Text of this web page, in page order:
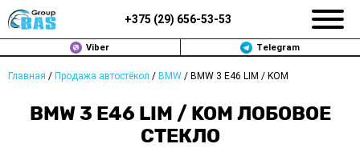
+375 (29) 656-53-53
Viber Telegram
Главная / Продажа автостёкол / BMW / BMW 3 E46 LIM / KOM
BMW 3 E46 LIM / KOM ЛОБОВОЕ
СТЕКЛО
ЗАМЕНА АВТОСТЕКОЛ В МИНСКЕ
ПРОДАЖА АВТОСТЁКОЛ